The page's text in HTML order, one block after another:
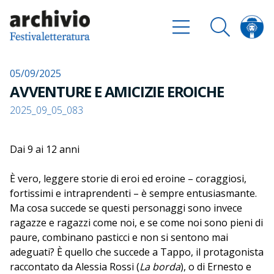
05/09/2025
AVVENTURE E AMICIZIE EROICHE
2025_09_05_083
Dai 9 ai 12 anni
È vero, leggere storie di eroi ed eroine – coraggiosi,
fortissimi e intraprendenti – è sempre entusiasmante.
Ma cosa succede se questi personaggi sono invece
ragazze e ragazzi come noi, e se come noi sono pieni di
paure, combinano pasticci e non si sentono mai
adeguati? È quello che succede a Tappo, il protagonista
raccontato da Alessia Rossi (La borda), o di Ernesto e